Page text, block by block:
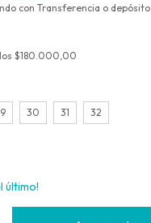
con Transferencia o depósito
$180.000,00
30 31 32
último!